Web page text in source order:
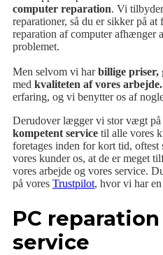
computer reparation. Vi
reparationer, så du er sikker på
reparation af computer afhænger
problemet.
Men selvom vi harbillige priser,
med kvaliteten af vores arbejde.
erfaring, og vi benytter os af
Derudover lægger vi stor vægt på
kompetent service til alle vores
foretages inden for kort tid,
vores kunder os, at de er meget
vores arbejde og vores service.
på vores Trustpilot, hvor vi har en
PC
service